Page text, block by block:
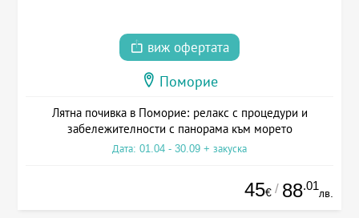
виж офертата
Поморие
Лятна почивка в Поморие: релакс с процедури и
забележителности с панорама към морето
Дата: 01.04 - 30.09 + закуска
45€ / 88.01
лв.